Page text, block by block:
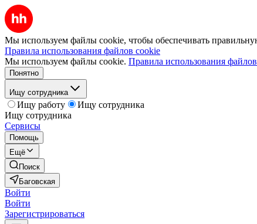
Мы используем файлы cookie, чтобы обеспечивать
Правила использования файлов cookie
Мы используем файлы cookie. Правила использования
Понятно
Ищу сотрудника
Ищу работу
Ищу сотрудника
Ищу сотрудника
Сервисы
Помощь
Ещё
Поиск
Баговская
Войти
Войти
Зарегистрироваться